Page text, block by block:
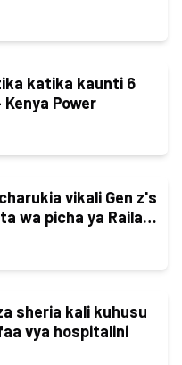
katika kaunti 6
Power
vikali Gen z's
wa picha ya Raila
sheria kali kuhusu
vya hospitalini